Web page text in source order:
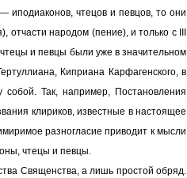
иподиаконов, чтецов и певцов, то они
народом (пение), и только с III
и певцы были уже в значительном
Киприана Карфагенского, в
Так, например, Постановления
клириков, известные в настоящее
разногласие приводит к мысли
чтецы и певцы.
Священства, а лишь простой обряд.